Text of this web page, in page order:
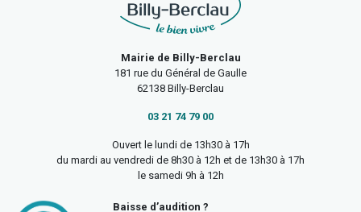
Mairie de Billy-Berclau
181 rue du Général de Gaulle
62138 Billy-Berclau
03 21 74 79 00
Ouvert le lundi de 13h30 à 17h
du mardi au vendredi de 8h30 à 12h et de 13h30 à 17h
le samedi 9h à 12h
Baisse d’audition ?